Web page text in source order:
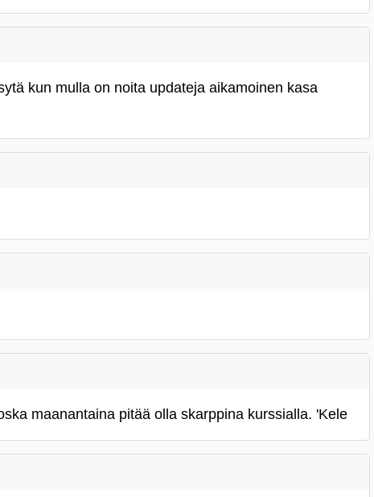
kun mulla on noita updateja aikamoinen kasa
maanantaina pitää olla skarppina kurssialla. 'Kele